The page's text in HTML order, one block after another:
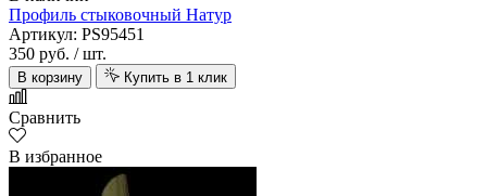
Профиль стыковочный Натур
Артикул: PS95451
350 руб. / шт.
В корзину Купить в 1 клик
Сравнить
В избранное